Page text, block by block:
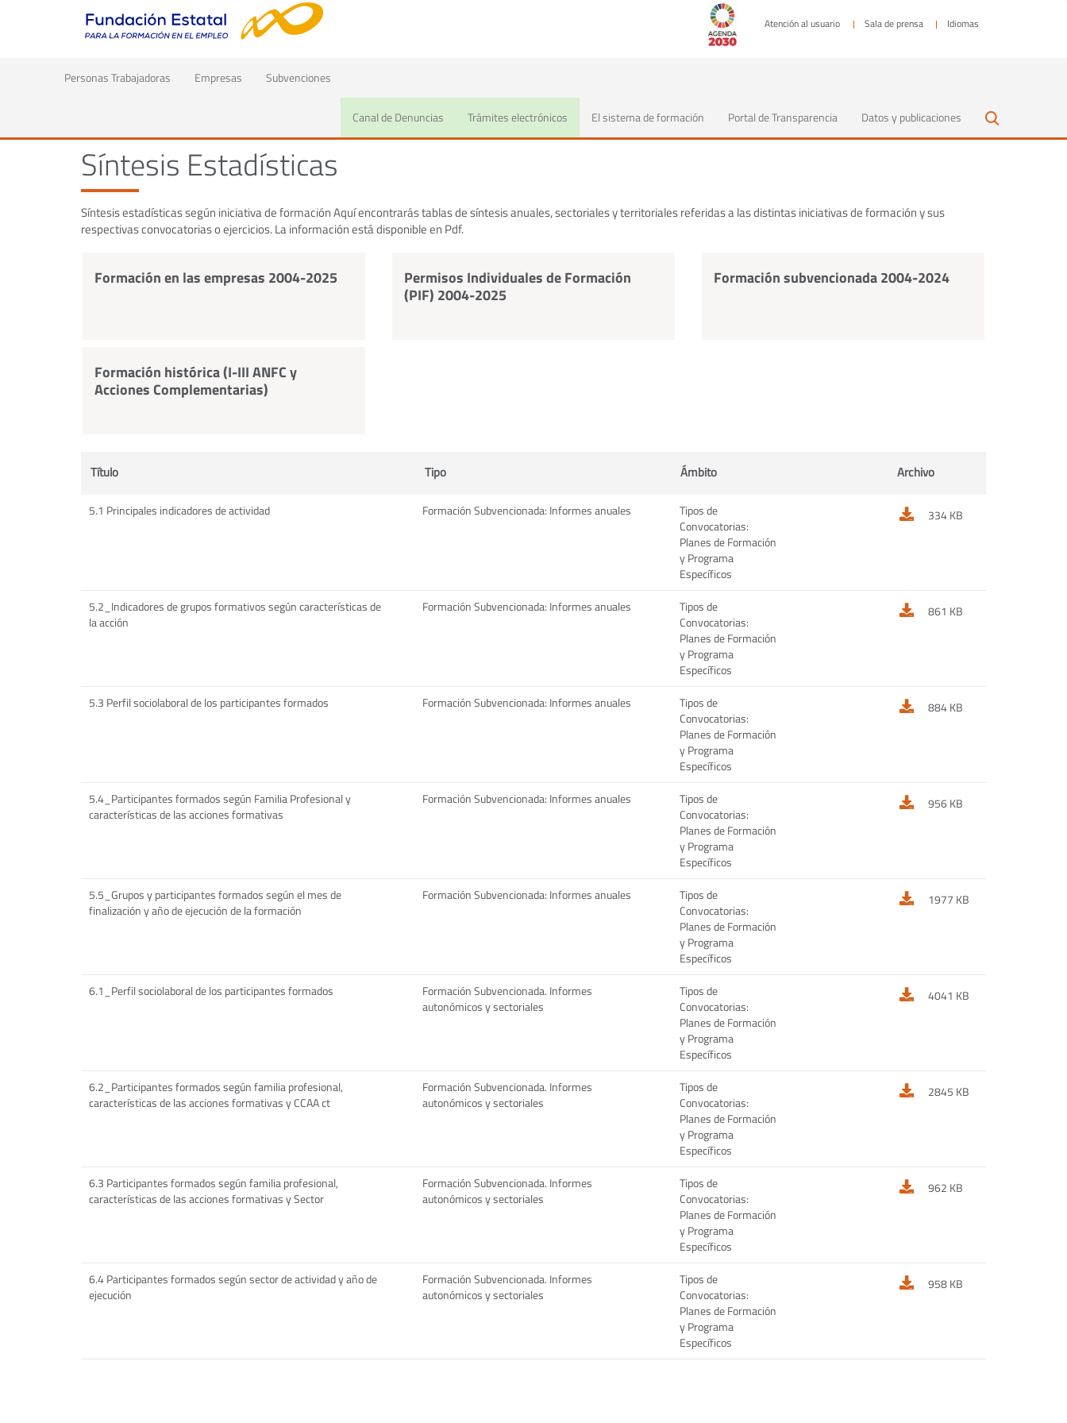
Atención al usuario Sala de prensa Idiomas
Personas Trabajadoras (current)Empresas Subvenciones
Canal de Denuncias Trámites electrónicos El sistema de formación Portal de Transparencia Datos y publicaciones
Datos estadísticos Síntesis estadísticas
Síntesis Estadísticas
Síntesis estadísticas según iniciativa de formación Aquí encontrarás tablas de síntesis anuales, sectoriales y territoriales referidas a las distintas iniciativas de formación y sus
respectivas convocatorias o ejercicios. La información está disponible en Pdf.
Formación en las empresas 2004-2025 Permisos Individuales de Formación
(PIF) 2004-2025
Formación subvencionada 2004-2024
Formación histórica (I-III ANFC y
Acciones Complementarias)
Título Tipo Ámbito Archivo
5.1 Principales indicadores de actividad Formación Subvencionada: Informes anuales
Tipos de
Convocatorias:
Planes de Formación
y Programa
Específicos
334 KB
5.2_Indicadores de grupos formativos según características de
la acción
Formación Subvencionada: Informes anuales
Tipos de
Convocatorias:
Planes de Formación
y Programa
Específicos
861 KB
5.3 Perfil sociolaboral de los participantes formados Formación Subvencionada: Informes anuales
Tipos de
Convocatorias:
Planes de Formación
y Programa
Específicos
884 KB
5.4_Participantes formados según Familia Profesional y
características de las acciones formativas
Formación Subvencionada: Informes anuales
Tipos de
Convocatorias:
Planes de Formación
y Programa
Específicos
956 KB
5.5_Grupos y participantes formados según el mes de
finalización y año de ejecución de la formación
Formación Subvencionada: Informes anuales
Tipos de
Convocatorias:
Planes de Formación
y Programa
Específicos
1977 KB
6.1_Perfil sociolaboral de los participantes formados
Formación Subvencionada. Informes
autonómicos y sectoriales
Tipos de
Convocatorias:
Planes de Formación
y Programa
Específicos
4041 KB
6.2_Participantes formados según familia profesional,
características de las acciones formativas y CCAA ct
Formación Subvencionada. Informes
autonómicos y sectoriales
Tipos de
Convocatorias:
Planes de Formación
y Programa
Específicos
2845 KB
6.3 Participantes formados según familia profesional,
características de las acciones formativas y Sector
Formación Subvencionada. Informes
autonómicos y sectoriales
Tipos de
Convocatorias:
Planes de Formación
y Programa
Específicos
962 KB
6.4 Participantes formados según sector de actividad y año de
ejecución
Formación Subvencionada. Informes
autonómicos y sectoriales
Tipos de
Convocatorias:
Planes de Formación
y Programa
Específicos
958 KB